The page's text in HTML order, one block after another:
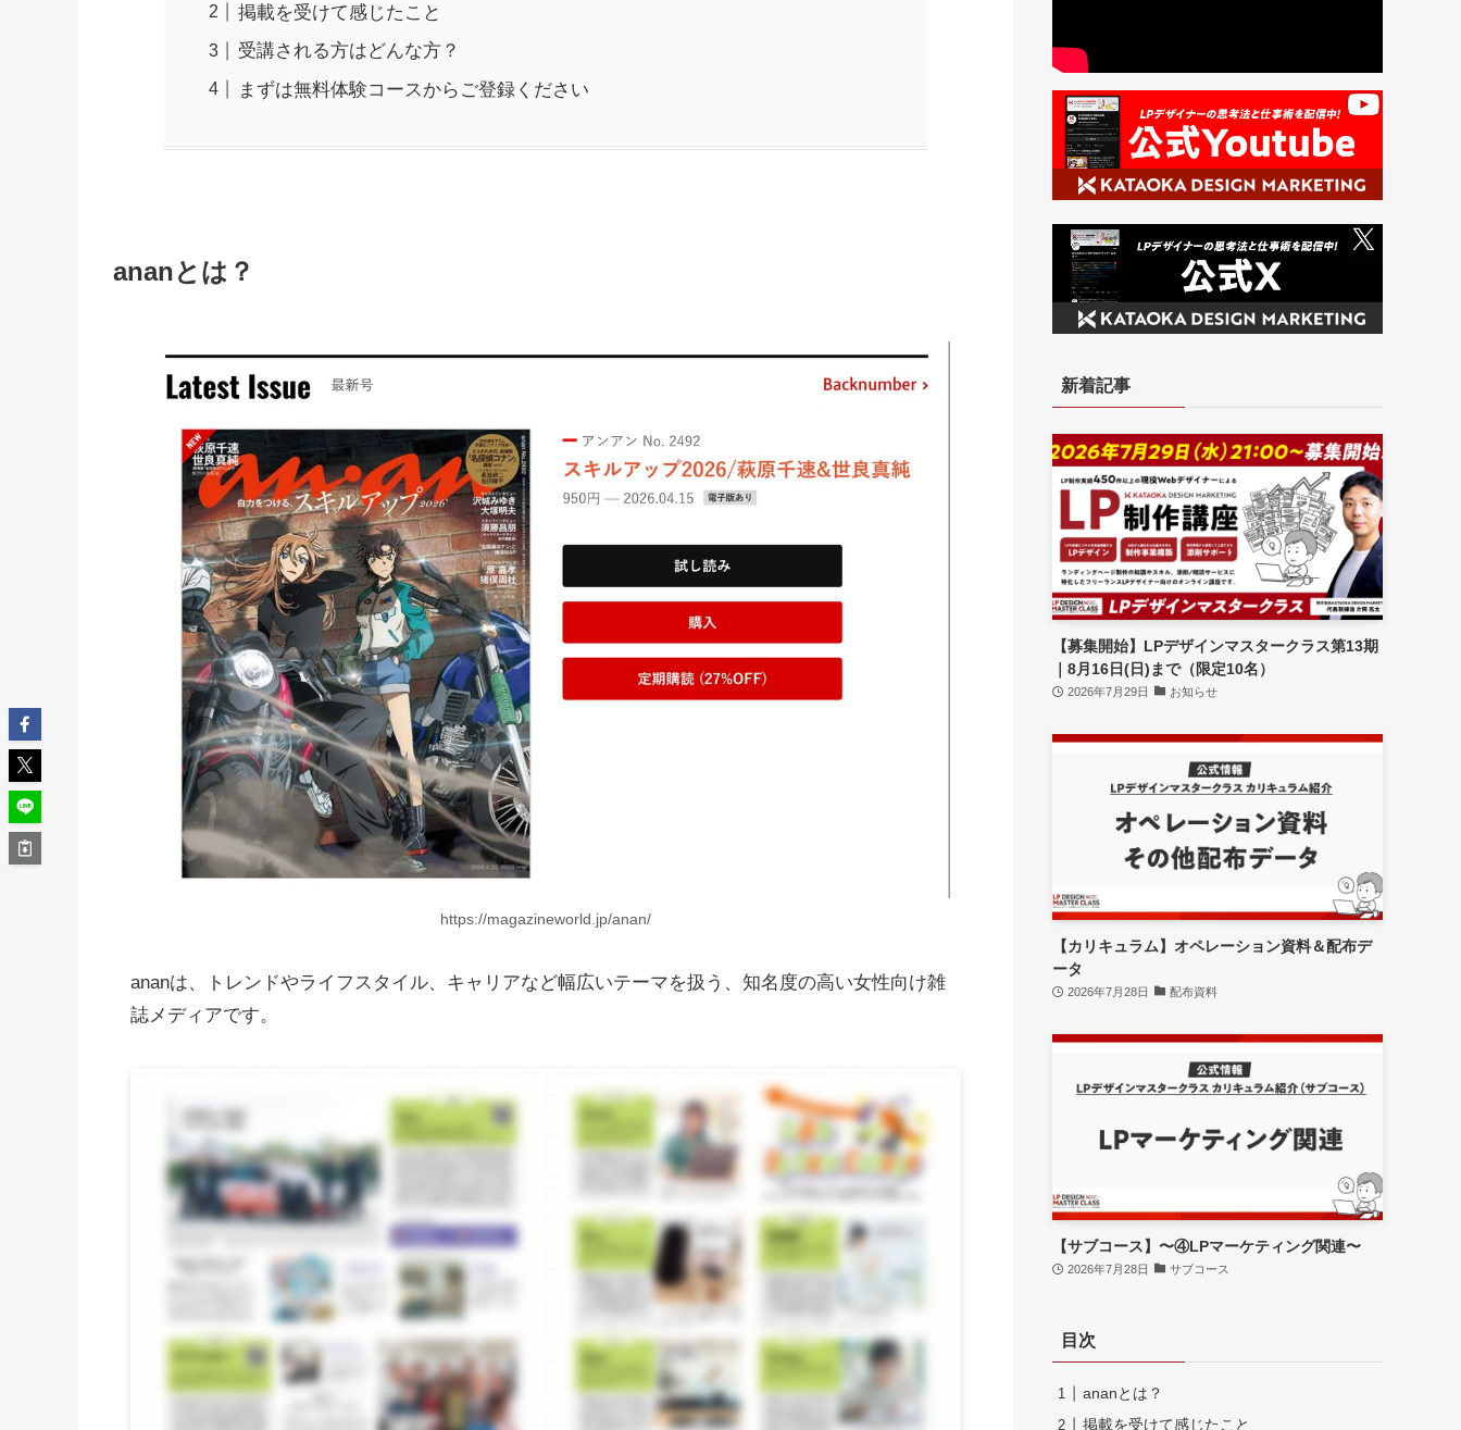
掲載を受けて感じたこと
受講される方はどんな方？
まずは無料体験コースからご登録ください
ananとは？
https://magazineworld.jp/anan/
ananは、トレンドやライフスタイル、キャリアなど幅広いテーマを扱う、知名度の高い女性向け雑
誌メディアです。
新着記事
【募集開始】LPデザインマスタークラス第13期
｜8月16日(日)まで（限定10名）
2026年7月29日 お知らせ
【カリキュラム】オペレーション資料＆配布デ
ータ
2026年7月28日 配布資料
【サブコース】〜④LPマーケティング関連〜
2026年7月28日 サブコース
目次
ananとは？
掲載を受けて感じたこと